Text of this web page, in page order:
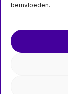
beïnvloeden.
MIS HET NIET